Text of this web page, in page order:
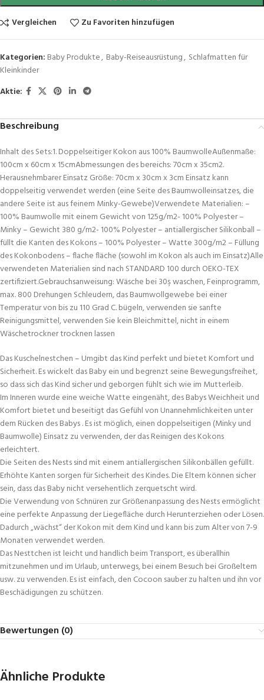
Vergleichen
Zu Favoriten hinzufügen
Kategorien: Baby Produkte, Baby-Reiseausrüstung, Schlafmatten für
Kleinkinder
Aktie:
Beschreibung
Inhalt des Sets:1. Doppelseitiger Kokon aus 100% BaumwolleAußenmaße:
100cm x 60cm x 15cmAbmessungen des bereichs: 70cm x 35cm2.
Herausnehmbarer Einsatz Größe: 70cm x 30cm x 3cm Einsatz kann
doppelseitig verwendet werden (eine Seite des Baumwolleinsatzes, die
andere Seite ist aus feinem Minky-Gewebe)Verwendete Materialien: –
100% Baumwolle mit einem Gewicht von 125g/m2- 100% Polyester –
Minky – Gewicht 380 g/m2- 100% Polyester – antiallergischer Silikonball –
füllt die Kanten des Kokons – 100% Polyester – Watte 300g/m2 – Füllung
des Kokonbodens – flache fläche (sowohl im Kokon als auch im Einsatz)Alle
verwendeten Materialien sind nach STANDARD 100 durch OEKO-TEX
zertifiziert.Gebrauchsanweisung: Wäsche bei 30ş waschen, Feinprogramm,
max. 800 Drehungen Schleudern, das Baumwollgewebe bei einer
Temperatur von bis zu 110 Grad C. bügeln, verwenden sie sanfte
Reinigungsmittel, verwenden Sie kein Bleichmittel, nicht in einem
Wäschetrockner trocknen lassen
Das Kuschelnestchen – Umgibt das Kind perfekt und bietet Komfort und
Sicherheit. Es wickelt das Baby ein und begrenzt seine Bewegungsfreihet,
so dass sich das Kind sicher und geborgen fühlt sich wie im Mutterleib.
Im Inneren wurde eine weiche Watte eingenäht, des Babys Weichheit und
Komfort bietet und beseitigt das Gefühl von Unannehmlichkeiten unter
dem Rücken des Babys . Es ist möglich, einen doppelseitigen (Minky und
Baumwolle) Einsatz zu verwenden, der das Reinigen des Kokons
erleichtert.
Die Seiten des Nests sind mit einem antiallergischen Silikonbällen gefüllt.
Erhöhte Kanten sorgen für Sicherheit des Kindes. Die Eltern können sicher
sein, dass das Baby nicht versehentlich zerquetscht wird.
Die Verwendung von Schnüren zur Größenanpassung des Nests ermöglicht
eine perfekte Anpassung der Liegefläche durch Herunterziehen oder Lösen.
Dadurch „wächst“ der Kokon mit dem Kind und kann bis zum Alter von 7-9
Monaten verwendet werden.
Das Nesttchen ist leicht und handlich beim Transport, es überallhin
mitzunehmen und im Urlaub, unterwegs, bei einem Besuch bei Großeltern
usw. zu verwenden. Es ist einfach, den Cocoon sauber zu halten und ihn vor
Beschädigungen zu schützen.
Bewertungen (0)
Ähnliche Produkte